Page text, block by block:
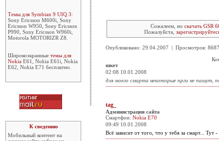
Темы для Symbian 9 UIQ 3:
Sony Ericsson M600i, Sony
Ericsson W950, Sony Ericsson
P990, Sony Ericsson W960i,
Motorola MOTORIZR Z8.
Широкоэкранные темы для
Nokia E61, Nokia E61i, Nokia
E62, Nokia E71 бесплатно.
К сведению
Мобильный контент на
Сожалеем, но скачать GSR
Пожалуйста,
Опубликовано: 29.04.2007 | Просмотров:
шкет
02:08 10.01.2008
для моего смарта некоторые прги не пашут,
tag_
Администрация сайта
Смартфон: Nokia E70
09:49 10.01.2008
Всё зависит от того, что у тебя за смарт... Тут